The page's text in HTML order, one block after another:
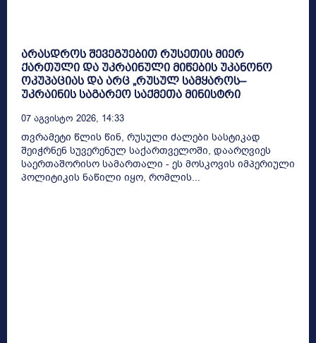
არასდროს შევეგუებით რუსეთის მიერ
ქართული და უკრაინული მიწების უკანონო
ოკუპაციას და არც „რუსულ სამყაროს–
უკრაინის საგარეო საქმეთა მინისტრი
07 Აგვისტო 2026, 14:33
თვრამეტი წლის წინ, რუსული ძალები სასტიკად
შეიჭრნენ სუვერენულ საქართველოში, დაარღვიეს
საერთაშორისო სამართალი - ეს მოსკოვის იმპერიული
პოლიტიკის ნაწილი იყო, რომლის...